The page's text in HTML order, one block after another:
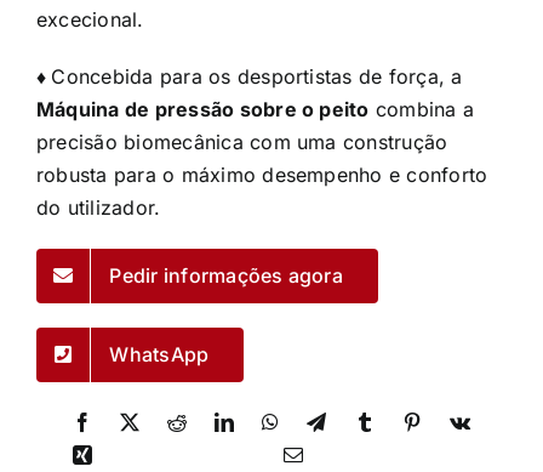
excecional.
♦ Concebida para os desportistas de força, a
Máquina de pressão sobre o peito combina a
precisão biomecânica com uma construção
robusta para o máximo desempenho e conforto
do utilizador.
Pedir informações agora
WhatsApp